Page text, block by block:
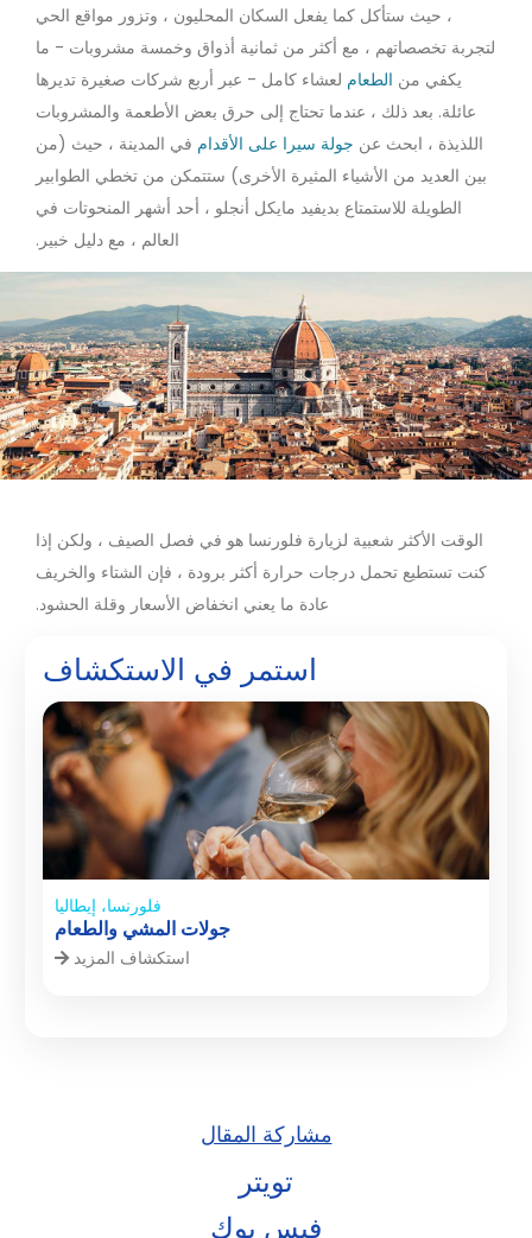
استمر في الاستكشاف
فلورنسا، إيطاليا
جولات المشي والطعام
استكشاف المزيد
، حيث ستأكل كما يفعل السكان المحليون ، وتزور مواقع الحي
لتجربة تخصصاتهم ، مع أكثر من ثمانية أذواق وخمسة مشروبات - ما
يكفي من الطعام لعشاء كامل - عبر أربع شركات صغيرة تديرها
عائلة. بعد ذلك ، عندما تحتاج إلى حرق بعض الأطعمة والمشروبات
اللذيذة ، ابحث عن جولة سيرا على الأقدام في المدينة ، حيث (من
بين العديد من الأشياء المثيرة الأخرى) ستتمكن من تخطي الطوابير
الطويلة للاستمتاع بديفيد مايكل أنجلو ، أحد أشهر المنحوتات في
العالم ، مع دليل خبير.
الوقت الأكثر شعبية لزيارة فلورنسا هو في فصل الصيف ، ولكن إذا
كنت تستطيع تحمل درجات حرارة أكثر برودة ، فإن الشتاء والخريف
عادة ما يعني انخفاض الأسعار وقلة الحشود.
مشاركة المقال
تويتر
فيس بوك